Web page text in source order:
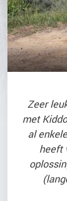
Zeer
met
al
heeft